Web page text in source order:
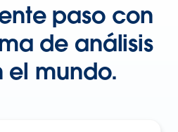
paso con
de análisis
el mundo.